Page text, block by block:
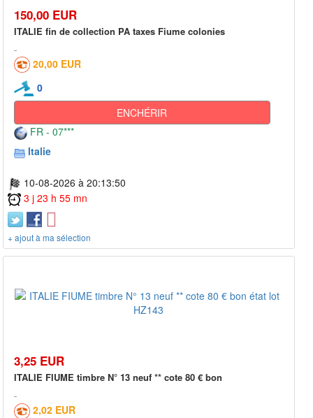
150,00 EUR
ITALIE fin de collection PA taxes Fiume colonies
20,00 EUR
0
ENCHÉRIR
FR - 07***
Italie
10-08-2026 à 20:13:50
3 j 23 h 55 mn
+ ajout à ma sélection
3,25 EUR
ITALIE FIUME timbre N° 13 neuf ** cote 80 € bon
2,02 EUR